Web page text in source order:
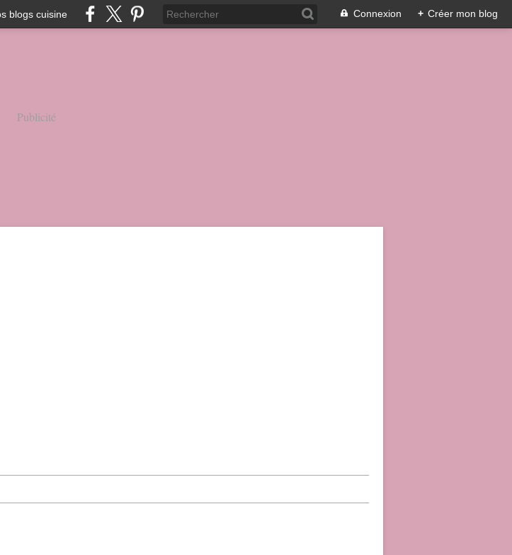
blogs cuisine Connexion + Créer mon blog
Publicité